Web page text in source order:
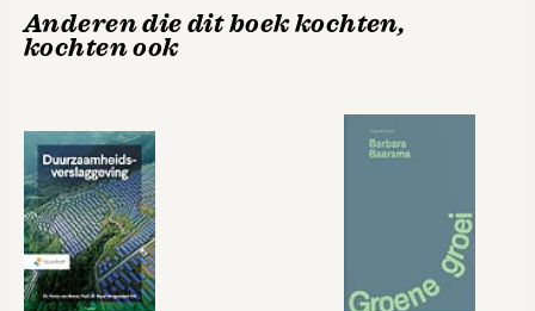
Anderen die dit boek kochten,
kochten ook